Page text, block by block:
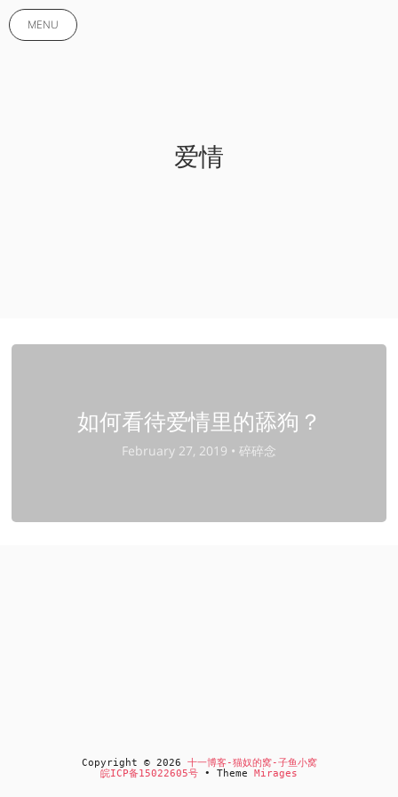
MENU
爱情
如何看待爱情里的舔狗？
February 27, 2019 • 碎碎念
Copyright © 2026 十一博客-猫奴的窝-子鱼小窝
皖ICP备15022605号 • Theme Mirages